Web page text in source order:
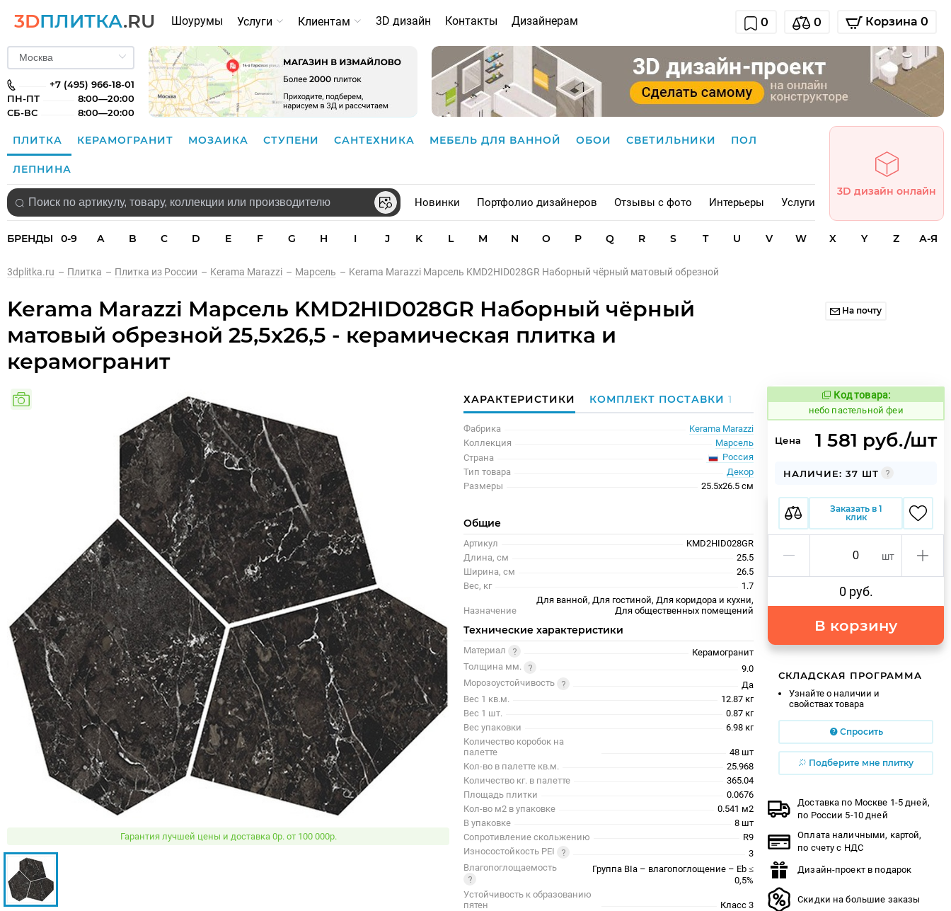
3DПЛИТКА.RU Шоурумы Услуги Клиентам 3D дизайн Контакты Дизайнерам 0 0 Корзина 0
+7 (495) 966-18-01
ПН-ПТ
8:00—20:00
СБ-ВС
8:00—20:00
ПЛИТКА КЕРАМОГРАНИТ МОЗАИКА СТУПЕНИ САНТЕХНИКА МЕБЕЛЬ ДЛЯ ВАННОЙ ОБОИ СВЕТИЛЬНИКИ ПОЛ
ЛЕПНИНА
Новинки Портфолио дизайнеров Отзывы с фото Интерьеры Услуги
3D дизайн онлайн
БРЕНДЫ 0-9 A B C D E F G H I J K L M N O P Q R S T U V W X Y Z А-Я
3dplitka.ru – Плитка – Плитка из России – Kerama Marazzi – Марсель – Kerama Marazzi Марсель KMD2HID028GR Наборный чёрный матовый обрезной
Kerama Marazzi Марсель KMD2HID028GR Наборный чёрный
матовый обрезной 25,5x26,5 - керамическая плитка и
керамогранит
На почту
Гарантия лучшей цены и доставка 0р. от 100 000р.
ХАРАКТЕРИСТИКИ КОМПЛЕКТ ПОСТАВКИ1
Фабрика
Kerama Marazzi
Коллекция
Марсель
Страна
Россия
Тип товара
Декор
Размеры
25.5x26.5 см
Общие
Артикул
KMD2HID028GR
Длина, см
25.5
Ширина, см
26.5
Вес, кг
1.7
Назначение
Для ванной, Для гостиной, Для коридора и кухни,
Для общественных помещений
Технические характеристики
Материал
Керамогранит
Толщина мм.
9.0
Морозоустойчивость
Да
Вес 1 кв.м.
12.87 кг
Вес 1 шт.
0.87 кг
Вес упаковки
6.98 кг
Количество коробок на
палетте
48 шт
Кол-во в палетте кв.м.
25.968
Количество кг. в палетте
365.04
Площадь плитки
0.0676
Кол-во м2 в упаковке
0.541 м2
В упаковке
8 шт
Сопротивление скольжению
R9
Износостойкость PEI
3
Влагопоглощаемость
Группа BIa – влагопоглощение – Eb ≤
0,5%
Устойчивость к образованию
пятен
Класс 3
Код товара:
1118113 Код товара:
небо пастельной феи
Цена 1 581 руб./шт
НАЛИЧИЕ: 37 ШТ
Заказать в 1
клик
шт
0 руб.
В корзину
СКЛАДСКАЯ ПРОГРАММА
Узнайте о наличии и
свойствах товара
Спросить
Подберите мне плитку
Доставка по Москве 1-5 дней,
по России 5-10 дней
Оплата наличными, картой,
по счету с НДС
Дизайн-проект в подарок
Скидки на большие заказы